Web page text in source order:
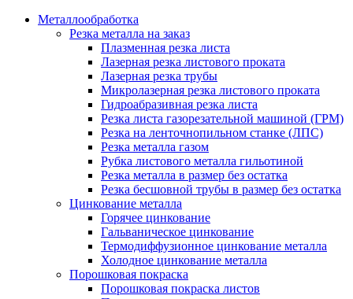
Металлообработка
Резка металла на заказ
Плазменная резка листа
Лазерная резка листового проката
Лазерная резка трубы
Микролазерная резка листового проката
Гидроабразивная резка листа
Резка листа газорезательной машиной (ГРМ)
Резка на ленточнопильном станке (ЛПС)
Резка металла газом
Рубка листового металла гильотиной
Резка металла в размер без остатка
Резка бесшовной трубы в размер без остатка
Цинкование металла
Горячее цинкование
Гальваническое цинкование
Термодиффузионное цинкование металла
Холодное цинкование металла
Порошковая покраска
Порошковая покраска листов